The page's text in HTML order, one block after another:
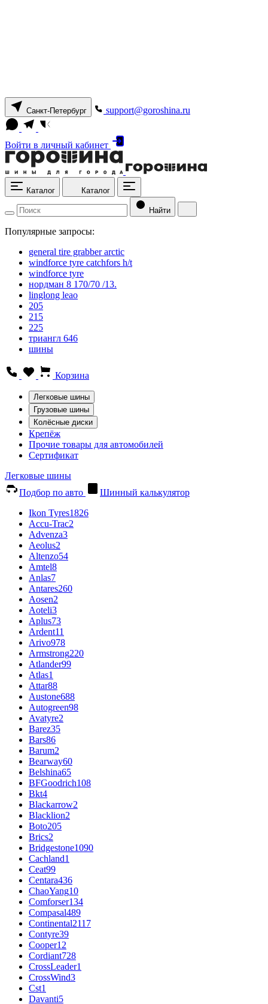
Санкт-Петербург support@goroshina.ru
Войти в личный кабинет
Каталог Каталог
Найти
Популярные запросы:
general tire grabber arctic
windforce tyre catchfors h/t
windforce tyre
нордман 8 170/70 /13.
linglong leao
205
215
225
триангл 646
шины
Корзина
Легковые шины
Грузовые шины
Колёсные диски
Крепёж
Прочие товары для автомобилей
Сертификат
Легковые шины
Подбор по авто
Шинный калькулятор
Ikon Tyres1826
Accu-Trac2
Advenza3
Aeolus2
Altenzo54
Amtel8
Anlas7
Antares260
Aosen2
Aoteli3
Aplus73
Ardent11
Arivo978
Armstrong220
Atlander99
Atlas1
Attar88
Austone688
Autogreen98
Avatyre2
Barez35
Bars86
Barum2
Bearway60
Belshina65
BFGoodrich108
Bkt4
Blackarrow2
Blacklion2
Boto205
Brics2
Bridgestone1090
Cachland1
Ceat99
Centara436
ChaoYang10
Comforser134
Compasal489
Continental2117
Contyre39
Cooper12
Cordiant728
CrossLeader1
CrossWind3
Cst1
Davanti5